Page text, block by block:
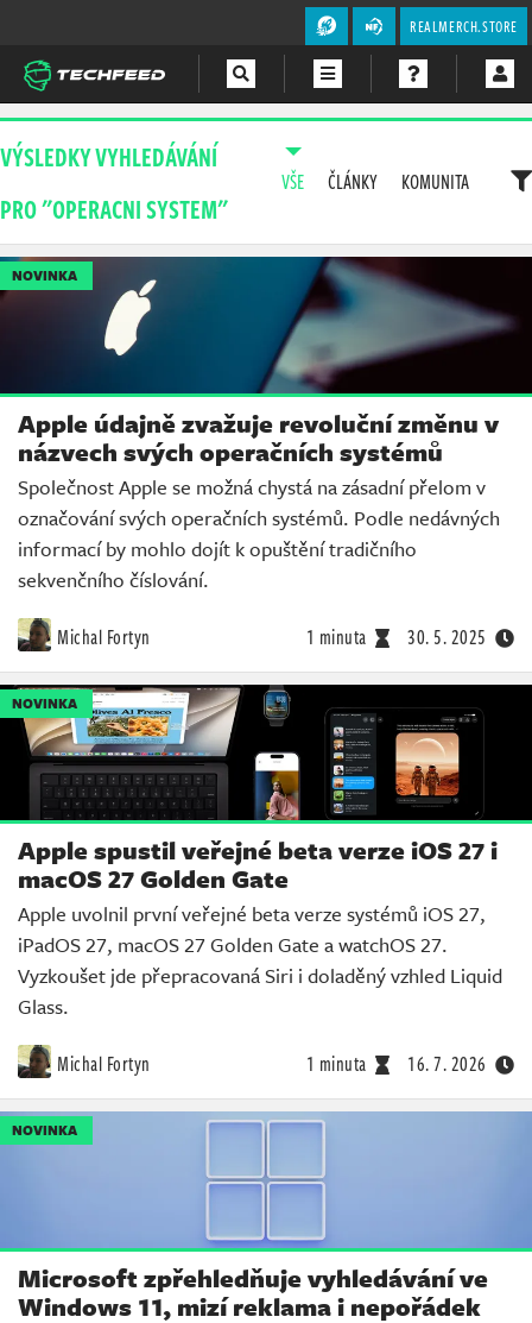
REALMERCH.STORE
Magazín
Videa
Soutěže
VÝSLEDKY VYHLEDÁVÁNÍ
PRO "OPERACNI SYSTEM"
VŠE ČLÁNKY KOMUNITA
NOVINKA
Apple údajně zvažuje revoluční změnu v
názvech svých operačních systémů
Společnost Apple se možná chystá na zásadní přelom v
označování svých operačních systémů. Podle nedávných
informací by mohlo dojít k opuštění tradičního
sekvenčního číslování.
Michal Fortyn 1 minuta 30. 5. 2025
NOVINKA
Apple spustil veřejné beta verze iOS 27 i
macOS 27 Golden Gate
Apple uvolnil první veřejné beta verze systémů iOS 27,
iPadOS 27, macOS 27 Golden Gate a watchOS 27.
Vyzkoušet jde přepracovaná Siri i doladěný vzhled Liquid
Glass.
Michal Fortyn 1 minuta 16. 7. 2026
NOVINKA
Microsoft zpřehledňuje vyhledávání ve
Windows 11, mizí reklama i nepořádek